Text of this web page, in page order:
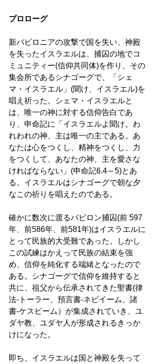
プロローグ
新バビロニアの攻撃で国を失い、神殿
を失ったイスラエルは、捕囚の地でコ
ミュニティー(信仰共同体)を作り、その
集会所であるシナゴーグで、「シェ
マ・イスラエル」(聞け、イスラエル)を
唱え祈った。シェマ・イスラエルと
は、唯一の神に対する信仰告白であ
り、申命記に「イスラエルよ聞け。わ
れわれの神、主は唯一の主である。あ
なたは心をつくし、精神をつくし、力
をつくして、あなたの神、主を愛さな
ければならない」(申命記6.4～5)とあ
る。イスラエルはシナゴーグで朝な夕
なこの祈りを唱えたのである。
確かに数次に渡るバビロン捕囚(前 597
年、前586年、前581年)はイスラエルに
とって民族的大受難であった。しかし
この試練はかえって民族の結束を強
め、信仰を純化する端緒となったので
ある。シナゴーグで信仰を維持すると
共に、祖父から伝承されてきた聖書(律
法-トーラー、預言書-ネビイーム、諸
書-ケスビーム）が集成されていき、ユ
ダヤ教、ユダヤ人が形成されるきっか
けになった。
即ち、イスラエルは国と神殿を失って